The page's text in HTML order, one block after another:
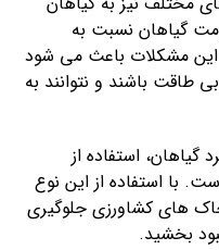
گیاهان نسبت به
مشکلات باعث می شود
باشند و نتوانند به
گیاهان، استفاده از
با استفاده از این نوع
های کشاورزی جلوگیری
بخشید.